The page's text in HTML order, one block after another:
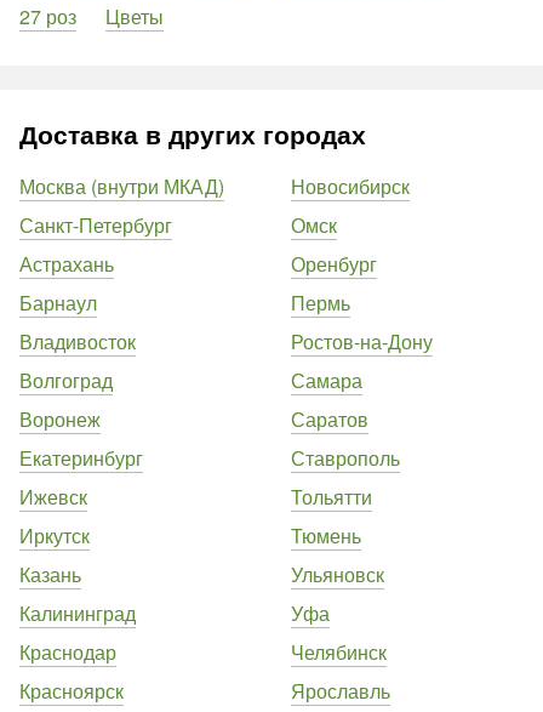
27 роз
Цветы
Доставка в других городах
Москва (внутри МКАД)
Санкт-Петербург
Астрахань
Барнаул
Владивосток
Волгоград
Воронеж
Екатеринбург
Ижевск
Иркутск
Казань
Калининград
Краснодар
Красноярск
Новосибирск
Омск
Оренбург
Пермь
Ростов-на-Дону
Самара
Саратов
Ставрополь
Тольятти
Тюмень
Ульяновск
Уфа
Челябинск
Ярославль